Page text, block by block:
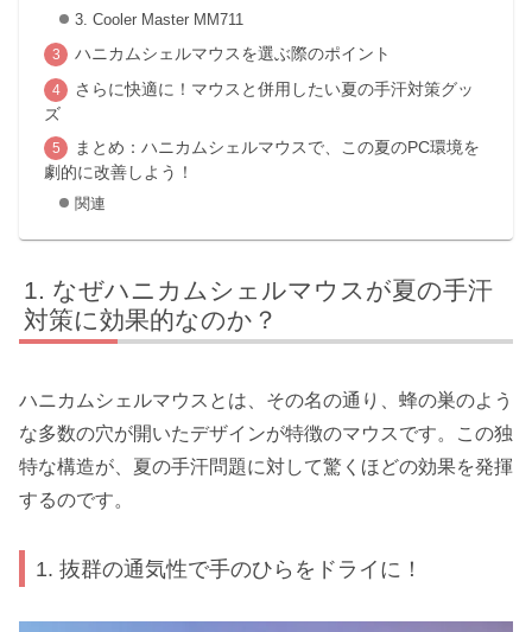
3. Cooler Master MM711
ハニカムシェルマウスを選ぶ際のポイント
さらに快適に！マウスと併用したい夏の手汗対策グッ
ズ
まとめ：ハニカムシェルマウスで、この夏のPC環境を
劇的に改善しよう！
関連
なぜハニカムシェルマウスが夏の手汗
対策に効果的なのか？
ハニカムシェルマウスとは、その名の通り、蜂の巣のよう
な多数の穴が開いたデザインが特徴のマウスです。この独
特な構造が、夏の手汗問題に対して驚くほどの効果を発揮
するのです。
1. 抜群の通気性で手のひらをドライに！